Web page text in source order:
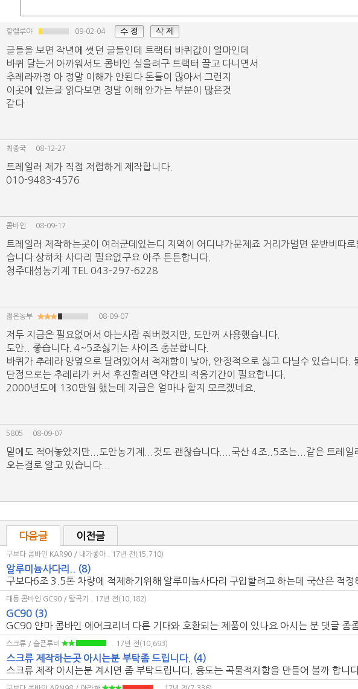
할렐루야 09-02-04 수 정 삭 제
글들을 보면 작년에 썻던 글들인데 트랙터 바퀴값이 얼마인데
바퀴 달는거 아까워서도 콤바인 실을려구 트랙터 끌고 다니면서
추레라까정 아 정말 이해가 안된다 돈들이 많아서 그런지
이곳에 있는글 읽다보면 정말 이해 안가는 부분이 많은것
같다
최종국 08-12-27
트레일러 제가 직접 저렴하게 제작합니다.
010-9483-4576
콤바인 08-09-17
트레일러 제작하는곳이 여러군데있는디 지역이 어디냐가문제죠 거리가멀면 운반비따
습니다 상하차 사다리 필요없구요 아주 튼튼합니다.
청주대성농기계 TEL 043-297-6228
젊은농부 08-09-07
저두 지금은 필요없어서 아는사람 줘버렸지만, 도안꺼 사용했습니다.
도안.. 좋습니다. 4~5조싫기는 사이즈 충분합니다.
바퀴가 추레라 양옆으로 달려있어서 적재함이 낮아, 안정적으로 싫고 다닐수 있습니다.
단점으로는 추레라가 커서 후진할려면 약간의 적응기간이 필요합니다.
2000년도에 130만원 했는데 지금은 얼마나 할지 모르겠네요.
5805 08-09-07
밑에도 적어놓았지만...도안농기계...것도 괜찮습니다....국산 4조..5조는...같은 트레
오는걸로 알고 있습니다...
다음글 이전글
구보다 콤바인 KAR90 / 내가좋아 . 17년 전(15,710)
알루미늄사다리.. (8)
구보다6조 3.5톤 차량에 적제하기위해 알루미늄사다리 구입할려고 하는데 국산은 적정
대동 콤바인 GC90 / 탈곡기 . 17년 전(10,182)
GC90 (3)
GC90 얀마 콤바인 에어크리너 다른 기대와 호환되는 제품이 있나요 아시는 분 댓글 좀
스크류 / 슬픈루비 . 17년 전(10,693)
스크류 제작하는곳 아시는분 부탁좀 드립니다. (4)
스크류 제작 아시는분 계시면 좀 부탁드립니다. 용도는 곡물적재함을 만들어 볼까 합니다